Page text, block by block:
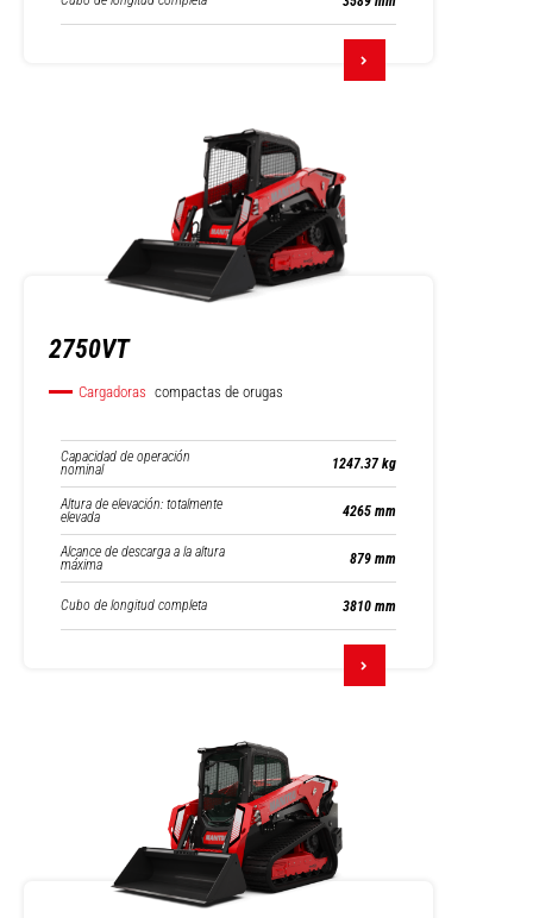
2750VT
Cargadoras compactas de orugas
Capacidad de operación
nominal 1247.37 kg
Altura de elevación: totalmente
elevada 4265 mm
Alcance de descarga a la altura
máxima 879 mm
Cubo de longitud completa 3810 mm